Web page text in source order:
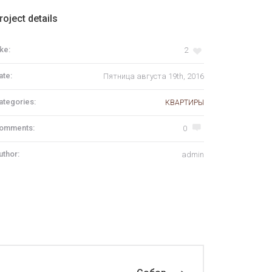
details
2
Пятница августа 19th, 2016
КВАРТИРЫ
0
admin